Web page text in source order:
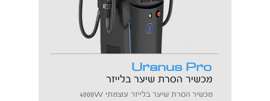
Uranus Pro
מכשיר הסרת שיער בלייזר
מכשיר הסרת שיער בלייזר עוצמתי 4000 W